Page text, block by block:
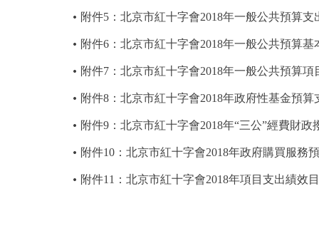
附件5：北京市紅十字會2018年一般公共預算支
附件6：北京市紅十字會2018年一般公共預算基
附件7：北京市紅十字會2018年一般公共預算項
附件8：北京市紅十字會2018年政府性基金預算
附件9：北京市紅十字會2018年“三公”經費財政
附件10：北京市紅十字會2018年政府購買服務
附件11：北京市紅十字會2018年項目支出績效